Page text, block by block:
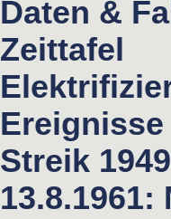
Daten &
Zeittafel
Ereignisse
Streik 1949
13.8.1961: